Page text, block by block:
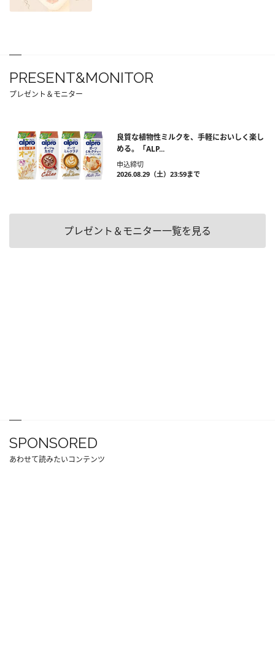
PRESENT&MONITOR
プレゼント＆モニター
良質な植物性ミルクを、手軽においしく楽し
める。「ALP...
申込締切
2026.08.29（土）23:59まで
プレゼント＆モニター一覧を見る
SPONSORED
あわせて読みたいコンテンツ